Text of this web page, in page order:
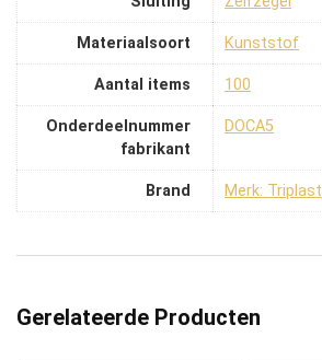
Materiaalsoort ‎Kunststof
Aantal items ‎100
Onderdeelnummer
fabrikant
‎DOCA5
Brand Merk: Triplast
Gerelateerde Producten